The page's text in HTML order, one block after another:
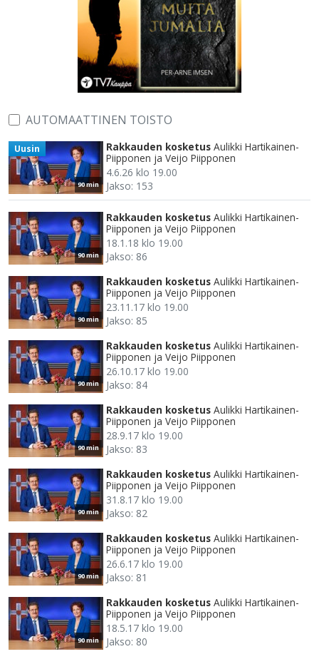
AUTOMAATTINEN TOISTO
90 min
Uusin Rakkauden kosketus Aulikki Hartikainen-
Piipponen ja Veijo Piipponen
4.6.26 klo 19.00
Jakso: 153
90 min
Rakkauden kosketus Aulikki Hartikainen-
Piipponen ja Veijo Piipponen
18.1.18 klo 19.00
Jakso: 86
90 min
Rakkauden kosketus Aulikki Hartikainen-
Piipponen ja Veijo Piipponen
23.11.17 klo 19.00
Jakso: 85
90 min
Rakkauden kosketus Aulikki Hartikainen-
Piipponen ja Veijo Piipponen
26.10.17 klo 19.00
Jakso: 84
90 min
Rakkauden kosketus Aulikki Hartikainen-
Piipponen ja Veijo Piipponen
28.9.17 klo 19.00
Jakso: 83
90 min
Rakkauden kosketus Aulikki Hartikainen-
Piipponen ja Veijo Piipponen
31.8.17 klo 19.00
Jakso: 82
90 min
Rakkauden kosketus Aulikki Hartikainen-
Piipponen ja Veijo Piipponen
26.6.17 klo 19.00
Jakso: 81
90 min
Rakkauden kosketus Aulikki Hartikainen-
Piipponen ja Veijo Piipponen
18.5.17 klo 19.00
Jakso: 80